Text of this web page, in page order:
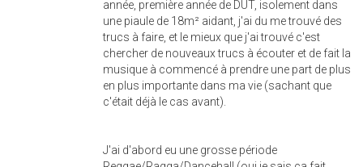
année, première année de DUT, isolement dans
une piaule de 18m² aidant, j'ai du me trouvé des
trucs à faire, et le mieux que j'ai trouvé c'est
chercher de nouveaux trucs à écouter et de fait la
musique à commencé à prendre une part de plus
en plus importante dans ma vie (sachant que
c'était déjà le cas avant).
J'ai d'abord eu une grosse période